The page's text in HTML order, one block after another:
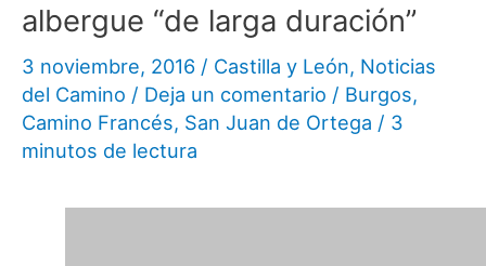
albergue “de larga duración”
3 noviembre, 2016 / Castilla y León, Noticias
del Camino / Deja un comentario / Burgos,
Camino Francés, San Juan de Ortega / 3
minutos de lectura